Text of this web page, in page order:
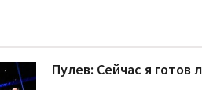
Пулев: Сейчас я